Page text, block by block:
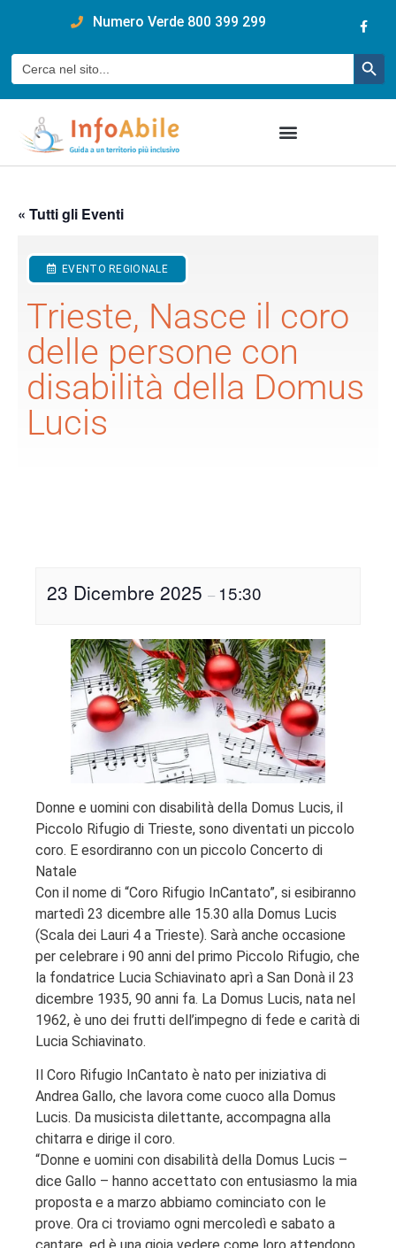
Numero Verde 800 399 299
Cerca:
« Tutti gli Eventi
EVENTO REGIONALE
Trieste, Nasce il coro
delle persone con
disabilità della Domus
Lucis
23 Dicembre 2025 – 15:30
Donne e uomini con disabilità della Domus Lucis, il
Piccolo Rifugio di Trieste, sono diventati un piccolo
coro. E esordiranno con un piccolo Concerto di
Natale
Con il nome di “Coro Rifugio InCantato”, si esibiranno
martedì 23 dicembre alle 15.30 alla Domus Lucis
(Scala dei Lauri 4 a Trieste). Sarà anche occasione
per celebrare i 90 anni del primo Piccolo Rifugio, che
la fondatrice Lucia Schiavinato aprì a San Donà il 23
dicembre 1935, 90 anni fa. La Domus Lucis, nata nel
1962, è uno dei frutti dell’impegno di fede e carità di
Lucia Schiavinato.
Il Coro Rifugio InCantato è nato per iniziativa di
Andrea Gallo, che lavora come cuoco alla Domus
Lucis. Da musicista dilettante, accompagna alla
chitarra e dirige il coro.
“Donne e uomini con disabilità della Domus Lucis –
dice Gallo – hanno accettato con entusiasmo la mia
proposta e a marzo abbiamo cominciato con le
prove. Ora ci troviamo ogni mercoledì e sabato a